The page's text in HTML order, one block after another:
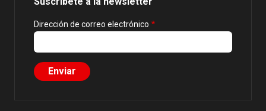
Dirección de correo electrónico